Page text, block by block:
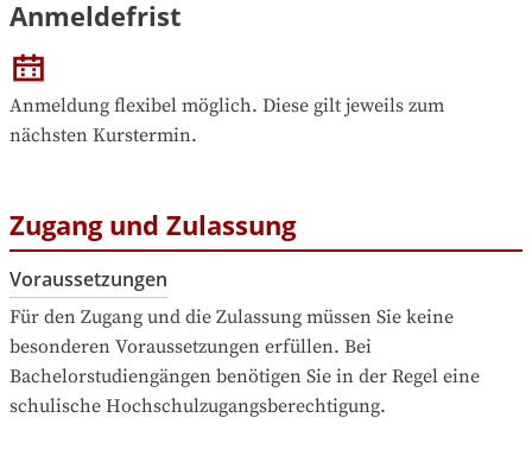
Anmeldefrist
Anmeldung flexibel möglich. Diese gilt jeweils zum
nächsten Kurstermin.
Zugang und Zulassung
Voraussetzungen
Für den Zugang und die Zulassung müssen Sie keine
besonderen Voraussetzungen erfüllen. Bei
Bachelorstudiengängen benötigen Sie in der Regel eine
schulische Hochschulzugangsberechtigung.